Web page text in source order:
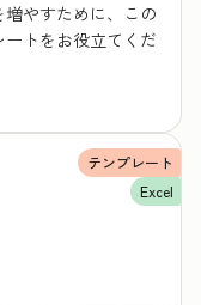
やすために、この
トをお役立てくだ
テンプレート
Excel